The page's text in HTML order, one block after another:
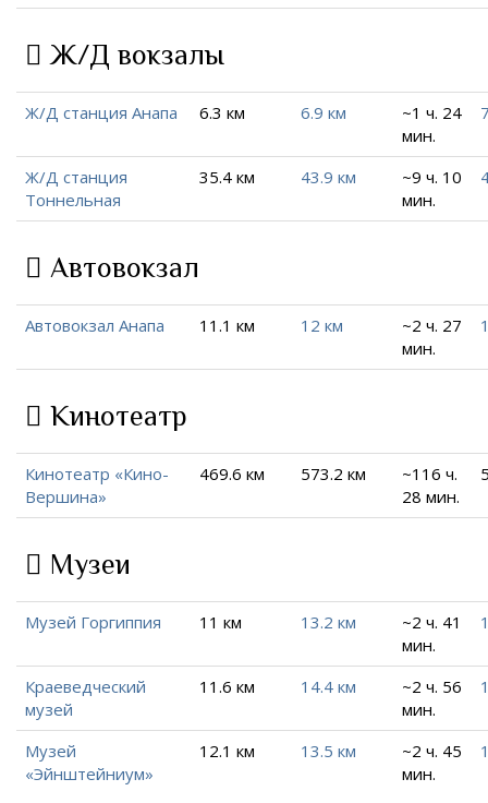
Ж/Д вокзалы
Ж/Д станция Анапа 6.3 км 6.9 км
~1 ч. 24
мин.
Ж/Д станция
Тоннельная
35.4 км 43.9 км
~9 ч. 10
мин.
Автовокзал
Автовокзал Анапа 11.1 км 12 км
~2 ч. 27
мин.
Кинотеатр
Кинотеатр «Кино-
Вершина»
469.6 км 573.2 км
~116 ч.
28 мин.
Музеи
Музей Горгиппия 11 км 13.2 км
~2 ч. 41
мин.
Краеведческий
музей
11.6 км 14.4 км
~2 ч. 56
мин.
Музей
«Эйнштейниум»
12.1 км 13.5 км
~2 ч. 45
мин.